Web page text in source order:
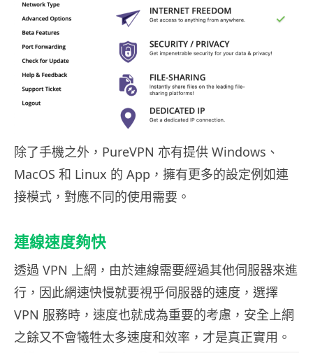
除了手機之外，PureVPN 亦有提供 Windows、
MacOS 和 Linux 的 App，擁有更多的設定例如連
接模式，對應不同的使用需要。
連線速度夠快
透過 VPN 上網，由於連線需要經過其他伺服器來進
行，因此網速快慢就要視乎伺服器的速度，選擇
VPN 服務時，速度也就成為重要的考慮，安全上網
之餘又不會犧牲太多速度和效率，才是真正實用。